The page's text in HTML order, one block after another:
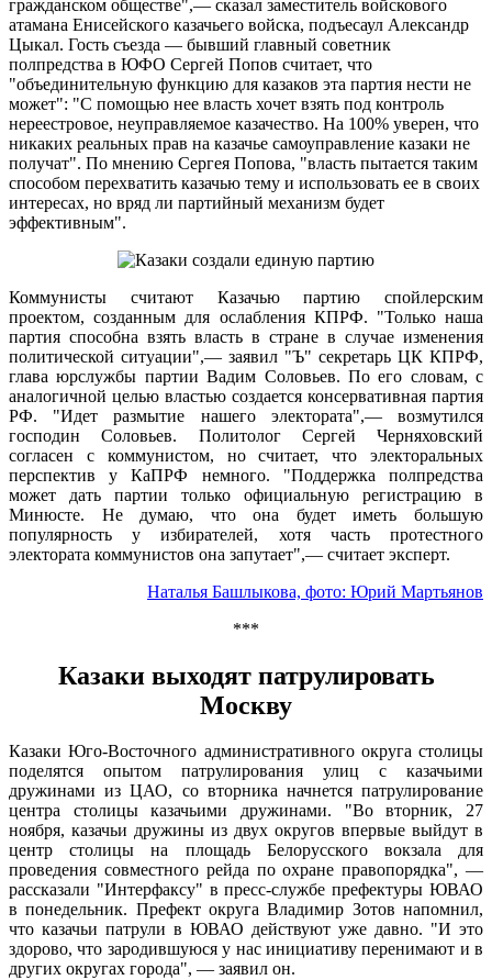
гражданском обществе",— сказал заместитель войскового
атамана Енисейского казачьего войска, подъесаул Александр
Цыкал. Гость съезда — бывший главный советник
полпредства в ЮФО Сергей Попов считает, что
"объединительную функцию для казаков эта партия нести не
может": "С помощью нее власть хочет взять под контроль
нереестровое, неуправляемое казачество. На 100% уверен, что
никаких реальных прав на казачье самоуправление казаки не
получат". По мнению Сергея Попова, "власть пытается таким
способом перехватить казачью тему и использовать ее в своих
интересах, но вряд ли партийный механизм будет
эффективным".
Коммунисты считают Казачью партию спойлерским
проектом, созданным для ослабления КПРФ. "Только наша
партия способна взять власть в стране в случае изменения
политической ситуации",— заявил "Ъ" секретарь ЦК КПРФ,
глава юрслужбы партии Вадим Соловьев. По его словам, с
аналогичной целью властью создается консервативная партия
РФ. "Идет размытие нашего электората",— возмутился
господин Соловьев. Политолог Сергей Черняховский
согласен с коммунистом, но считает, что электоральных
перспектив у КаПРФ немного. "Поддержка полпредства
может дать партии только официальную регистрацию в
Минюсте. Не думаю, что она будет иметь большую
популярность у избирателей, хотя часть протестного
электората коммунистов она запутает",— считает эксперт.
Наталья Башлыкова, фото: Юрий Мартьянов
***
Казаки выходят патрулировать
Москву
Казаки Юго-Восточного административного округа столицы
поделятся опытом патрулирования улиц с казачьими
дружинами из ЦАО, со вторника начнется патрулирование
центра столицы казачьими дружинами. "Во вторник, 27
ноября, казачьи дружины из двух округов впервые выйдут в
центр столицы на площадь Белорусского вокзала для
проведения совместного рейда по охране правопорядка", —
рассказали "Интерфаксу" в пресс-службе префектуры ЮВАО
в понедельник. Префект округа Владимир Зотов напомнил,
что казачьи патрули в ЮВАО действуют уже давно. "И это
здорово, что зародившуюся у нас инициативу перенимают и в
других округах города", — заявил он.